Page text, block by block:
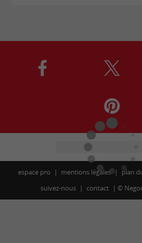
espace pro mentions légales plan
suivez-nous
contact ©